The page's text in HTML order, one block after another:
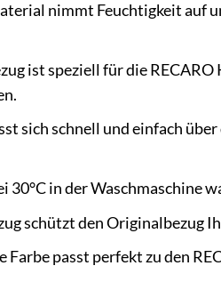
nimmt Feuchtigkeit auf
ist speziell für die
sich schnell und einfach
30°C in der Waschmaschine
schützt den Originalbezug
Farbe passt perfekt zu den